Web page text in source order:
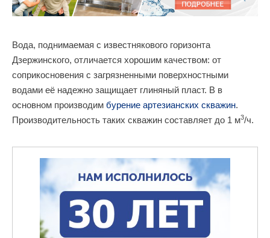
Вода, поднимаемая с известнякового горизонта
Дзержинского, отличается хорошим качеством: от
соприкосновения с загрязненными поверхностными
водами её надежно защищает глиняный пласт. В в
основном производим бурение артезианских скважин.
Производительность таких скважин составляет до 1 м3/ч.